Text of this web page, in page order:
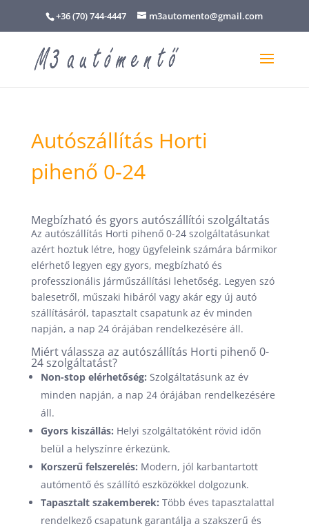
+36 (70) 744-4447 m3automento@gmail.com
Autószállítás Horti
pihenő 0-24
Megbízható és gyors autószállítói szolgáltatás
Az autószállítás Horti pihenő 0-24 szolgáltatásunkat
azért hoztuk létre, hogy ügyfeleink számára bármikor
elérhető legyen egy gyors, megbízható és
professzionális járműszállítási lehetőség. Legyen szó
balesetről, műszaki hibáról vagy akár egy új autó
szállításáról, tapasztalt csapatunk az év minden
napján, a nap 24 órájában rendelkezésére áll.
Miért válassza az autószállítás Horti pihenő 0-
24 szolgáltatást?
Non-stop elérhetőség: Szolgáltatásunk az év
minden napján, a nap 24 órájában rendelkezésére
áll.
Gyors kiszállás: Helyi szolgáltatóként rövid időn
belül a helyszínre érkezünk.
Korszerű felszerelés: Modern, jól karbantartott
autómentő és szállító eszközökkel dolgozunk.
Tapasztalt szakemberek: Több éves tapasztalattal
rendelkező csapatunk garantálja a szakszerű és